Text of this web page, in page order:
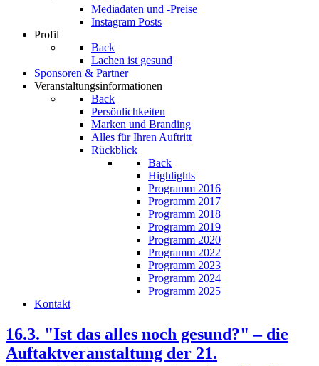
Mediadaten und -Preise
Instagram Posts
Profil
Back
Lachen ist gesund
Sponsoren & Partner
Veranstaltungsinformationen
Back
Persönlichkeiten
Marken und Branding
Alles für Ihren Auftritt
Rückblick
Back
Highlights
Programm 2016
Programm 2017
Programm 2018
Programm 2019
Programm 2020
Programm 2022
Programm 2023
Programm 2024
Programm 2025
Kontakt
16.3. "Ist das alles noch gesund?" – die
Auftaktveranstaltung der 21.